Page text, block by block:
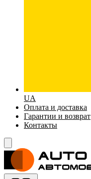
UA
Оплата и доставка
Гарантии и возврат
Контакты